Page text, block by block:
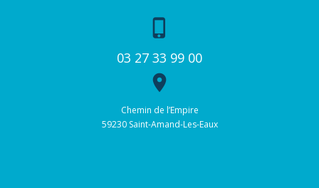
phone_iphone
03 27 33 99 00
place
Chemin de l’Empire
59230 Saint-Amand-Les-Eaux